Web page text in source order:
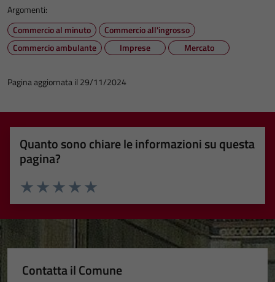
Argomenti:
Commercio al minuto
Commercio all'ingrosso
Commercio ambulante
Imprese Mercato
Pagina aggiornata il 29/11/2024
Quanto sono chiare le informazioni su questa
pagina?
Valuta 5 stelle su 5
Valuta 4 stelle su 5
Valuta 3 stelle su 5
Valuta 2 stelle su 5
Valuta 1 stelle su 5
Contatta il Comune